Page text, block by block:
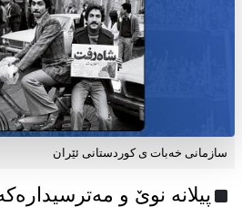
سازمانی خەبات ی كوردستانی ئێران
پیلانە نوێ و